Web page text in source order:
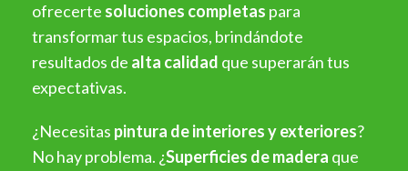
ofrecerte soluciones completas para
transformar tus espacios, brindándote
resultados de alta calidad que superarán tus
expectativas.
¿Necesitas pintura de interiores y exteriores?
No hay problema. ¿Superficies de madera que